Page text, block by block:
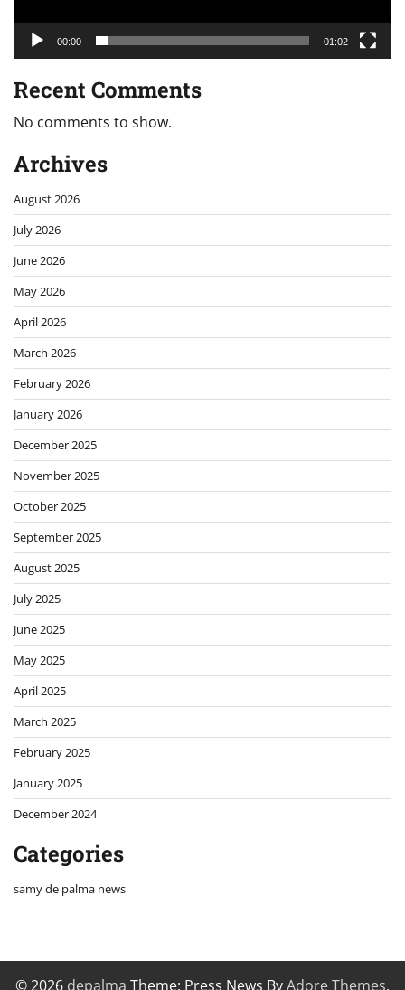
00:00 01:02
Recent Comments
No comments to show.
Archives
August 2026
July 2026
June 2026
May 2026
April 2026
March 2026
February 2026
January 2026
December 2025
November 2025
October 2025
September 2025
August 2025
July 2025
June 2025
May 2025
April 2025
March 2025
February 2025
January 2025
December 2024
Categories
samy de palma news
© 2026 depalma Theme: Press News ByAdore Themes.